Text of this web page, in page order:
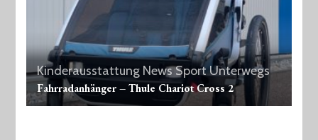
Kinderausstattung NewsSport Unterwegs
Fahrradanhänger – Thule Chariot Cross 2